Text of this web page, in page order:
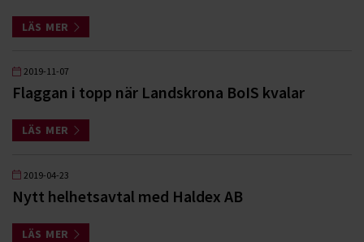
LÄS MER
2019-11-07
Flaggan i topp när Landskrona BoIS kvalar
LÄS MER
2019-04-23
Nytt helhetsavtal med Haldex AB
LÄS MER